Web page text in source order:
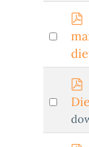
item
Select
item
f
Select
item
f